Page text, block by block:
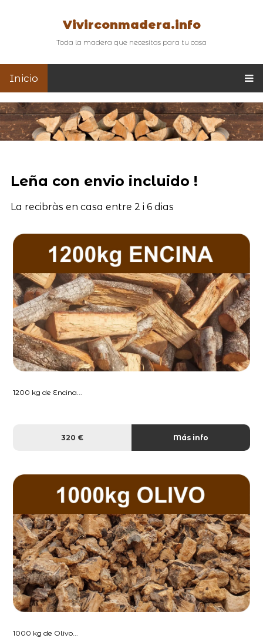
Vivirconmadera.info
Toda la madera que necesitas para tu casa
Inicio
Leña con envio incluido !
La recibràs en casa entre 2 i 6 dias
1200 kg de Encina...
320 € Más info
1000 kg de Olivo...